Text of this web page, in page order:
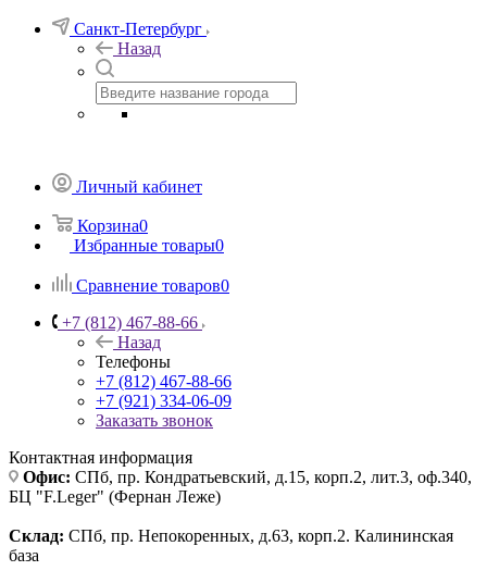
Санкт-Петербург
Назад
Личный кабинет
Корзина0
Избранные товары0
Сравнение товаров0
+7 (812) 467-88-66
Назад
Телефоны
+7 (812) 467-88-66
+7 (921) 334-06-09
Заказать звонок
Контактная информация
Офис: СПб, пр. Кондратьевский, д.15, корп.2, лит.3, оф.340,
БЦ "F.Leger" (Фернан Леже)
Склад: СПб, пр. Непокоренных, д.63, корп.2. Калининская
база